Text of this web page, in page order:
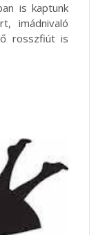
is kaptunk
imádnivaló
rosszfiút is